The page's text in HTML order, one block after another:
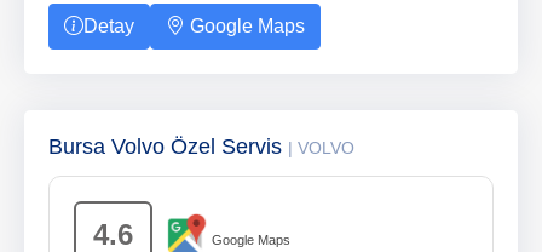
Detay Google Maps
Bursa Volvo Özel Servis | VOLVO
4.6 Google Maps